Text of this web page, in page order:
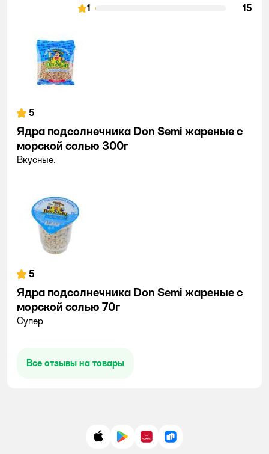
1
15
5
Ядра подсолнечника Don Semi жареные с
морской солью 300г
Вкусные.
5
Ядра подсолнечника Don Semi жареные с
морской солью 70г
Супер
Все отзывы на товары
App StoreGoogle Play
AppGallery
RuStore